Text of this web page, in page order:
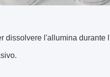
dissolvere l'allumina